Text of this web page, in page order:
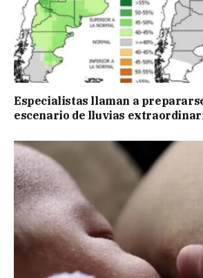
Especialistas llaman a
escenario de lluvias